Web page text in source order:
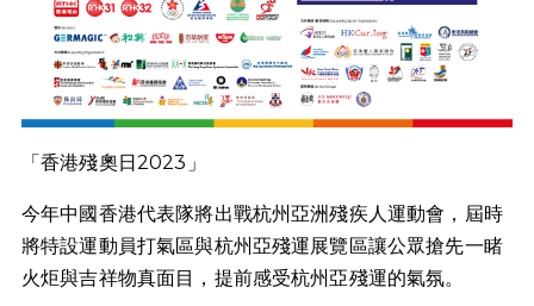
「香港殘奧日2023」
今年中國香港代表隊將出戰杭州亞洲殘疾人運動會， 屆時
將特設運動員打氣區與杭州亞殘運展覽區讓公眾搶先一睹
火炬與吉祥物真面目，提前感受杭州亞殘運的氣氛。